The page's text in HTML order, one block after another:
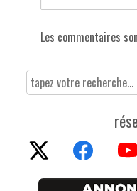
Les commentaires